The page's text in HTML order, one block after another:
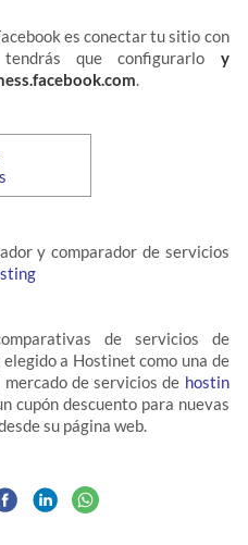
es conectar tu sitio con
que configurarlo y
y comparador de servicios
de servicios de
a Hostinet como una de
de servicios de hostin
cupón descuento para nuevas
su página web.